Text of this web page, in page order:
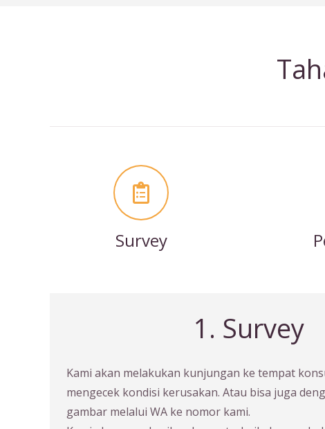
Survey
1. Survey
Kami akan melakukan kunjungan ke tempat
mengecek kondisi kerusakan. Atau bisa juga
gambar melalui WA ke nomor kami.